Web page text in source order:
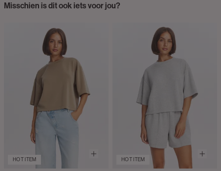
Misschien is dit ook iets voor jou?
HOT ITEM HOT ITEM